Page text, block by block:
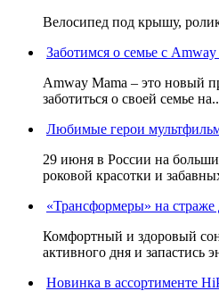
Велосипед под крышу,
Заботимся о семье с
Amway Mama – это новый
заботиться о своей семье
Любимые герои
29 июня в России на
роковой красотки и
«Трансформеры» на страже
Комфортный и здоровый
активного дня и запастись
Новинка в ассортименте